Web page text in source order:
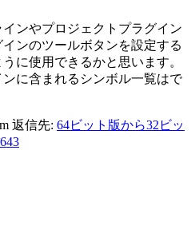
ンやプロジェクトプラグイン
ンのツールボタンを設定する
に使用できるかと思います。
に含まれるシンボル一覧はで
返信先: 64ビット版から32ビッ